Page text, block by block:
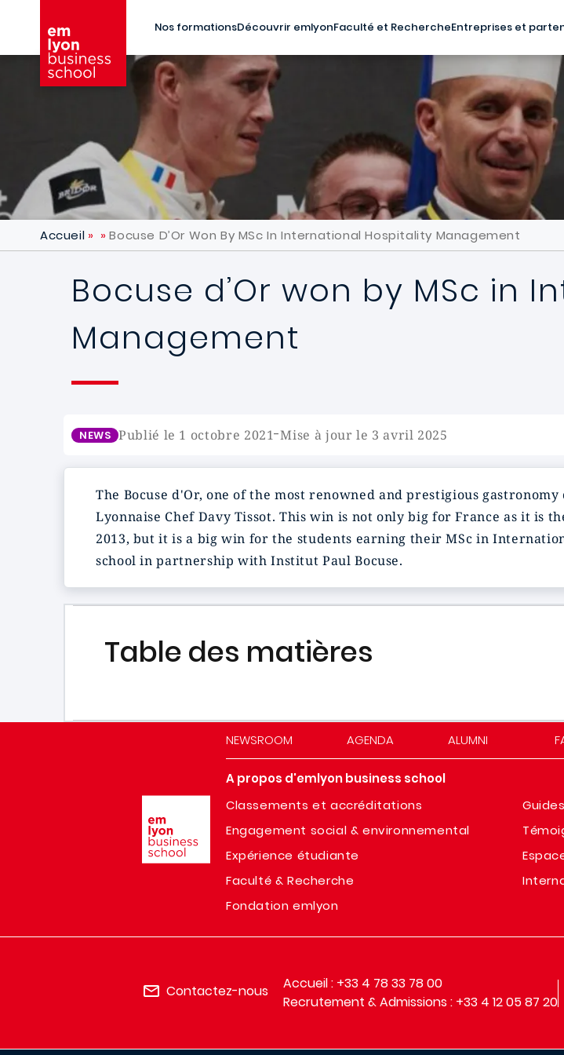
Nos formationsDécouvrir emlyonFaculté et RechercheEntreprises et
Accueil Bocuse D’Or Won By MSc In International Hospitality Management
Bocuse d’Or won by MSc in
Management
NEWS Publié le 1 octobre 2021-Mise à jour le 3 avril 2025
The Bocuse d'Or, one of the most renowned and prestigious
Lyonnaise Chef Davy Tissot. This win is not only big for France as it is
2013, but it is a big win for the students earning theirMSc in
school in partnership withInstitut Paul Bocuse.
Table des matières
NEWSROOM AGENDA ALUMNI
A propos d'emlyon business school
Classements et accréditations
Engagement social & environnemental
Expérience étudiante
Faculté & Recherche
Fondation emlyon
Guides
Contactez-nous
Accueil : +33 4 78 33 78 00
Recrutement & Admissions : +33 4 12 05 87 20